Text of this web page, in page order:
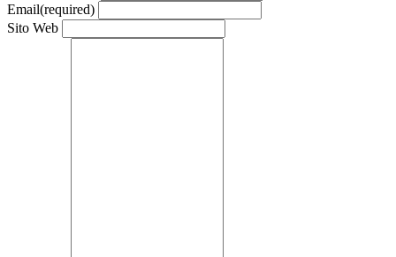
Email(required)
Sito Web